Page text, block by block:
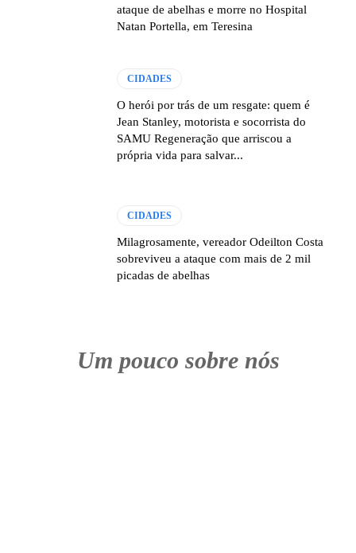
ataque de abelhas e morre no Hospital
Natan Portella, em Teresina
CIDADES
O herói por trás de um resgate: quem é
Jean Stanley, motorista e socorrista do
SAMU Regeneração que arriscou a
própria vida para salvar...
CIDADES
Milagrosamente, vereador Odeilton Costa
sobreviveu a ataque com mais de 2 mil
picadas de abelhas
Um pouco sobre nós